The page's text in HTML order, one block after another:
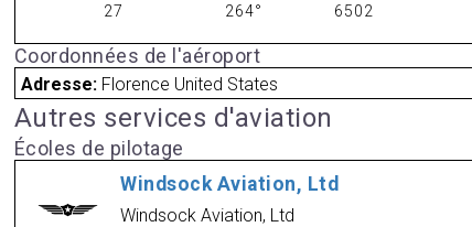
27 264° 6502
Coordonnées de l'aéroport
Adresse: Florence United States
Autres services d'aviation
Écoles de pilotage
Windsock Aviation, Ltd
Windsock Aviation, Ltd